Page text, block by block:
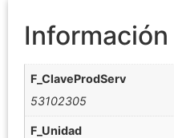
F_ClaveProdServ
53102305
F_Unidad